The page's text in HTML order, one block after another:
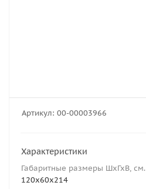
Артикул: 00-00003966
Характеристики
Габаритные размеры ШхГхВ, см.
120х60х214